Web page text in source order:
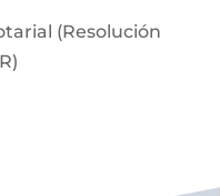
(Resolución